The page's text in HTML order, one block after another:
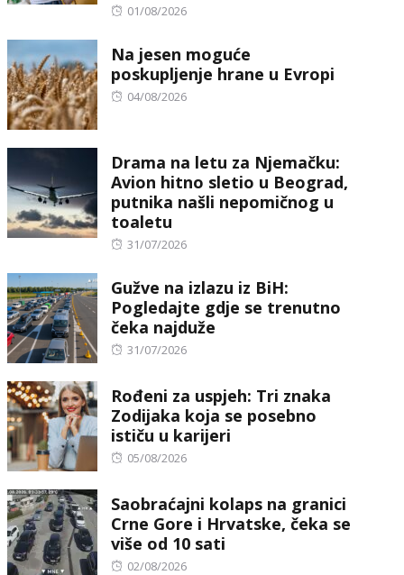
Posted
01/08/2026
Na jesen moguće
poskupljenje hrane u Evropi
Posted
04/08/2026
Drama na letu za Njemačku:
Avion hitno sletio u Beograd,
putnika našli nepomičnog u
toaletu
Posted
31/07/2026
Gužve na izlazu iz BiH:
Pogledajte gdje se trenutno
čeka najduže
Posted
31/07/2026
Rođeni za uspjeh: Tri znaka
Zodijaka koja se posebno
ističu u karijeri
Posted
05/08/2026
Saobraćajni kolaps na granici
Crne Gore i Hrvatske, čeka se
više od 10 sati
Posted
02/08/2026